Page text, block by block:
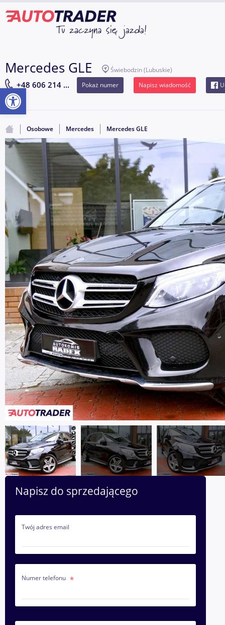
Mercedes GLE Świebodzin(Lubuskie)
+48 606 214 ... Pokaż numer Napisz wiadomość
Osobowe Mercedes Mercedes GLE
Napisz do sprzedającego
Twój adres email
Numer telefonu
Otwórz pasek narzędzi